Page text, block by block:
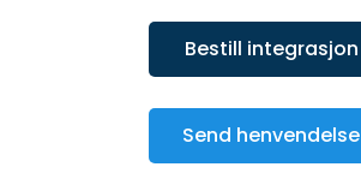
Send henvendelse
Bestill integrasjon